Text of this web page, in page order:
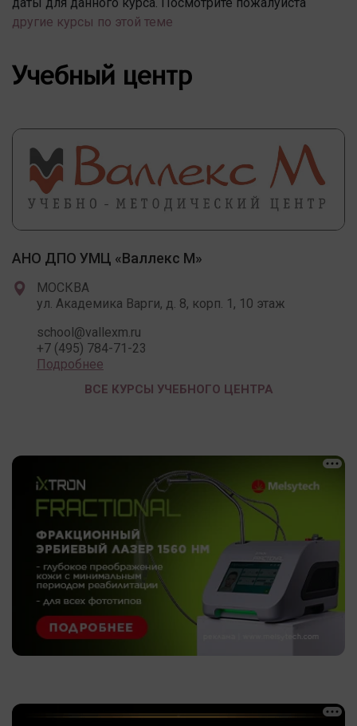
другие курсы по этой теме
Учебный центр
АНО ДПО УМЦ «Валлекс М»
МОСКВА
ул. Академика Варги, д. 8, корп. 1, 10 этаж
school@vallexm.ru
+7 (495) 784-71-23
Подробнее
ВСЕ КУРСЫ УЧЕБНОГО ЦЕНТРА